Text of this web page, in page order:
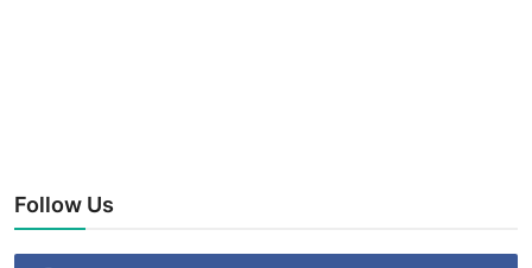
Follow Us